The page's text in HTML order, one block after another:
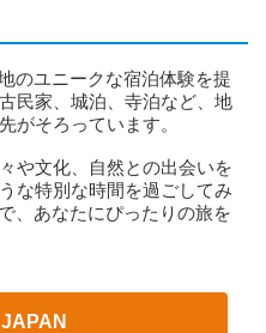
のユニークな宿泊体験を提
民家、城泊、寺泊など、地
がそろっています。
や文化、自然との出会いを
な特別な時間を過ごしてみ
、あなたにぴったりの旅を